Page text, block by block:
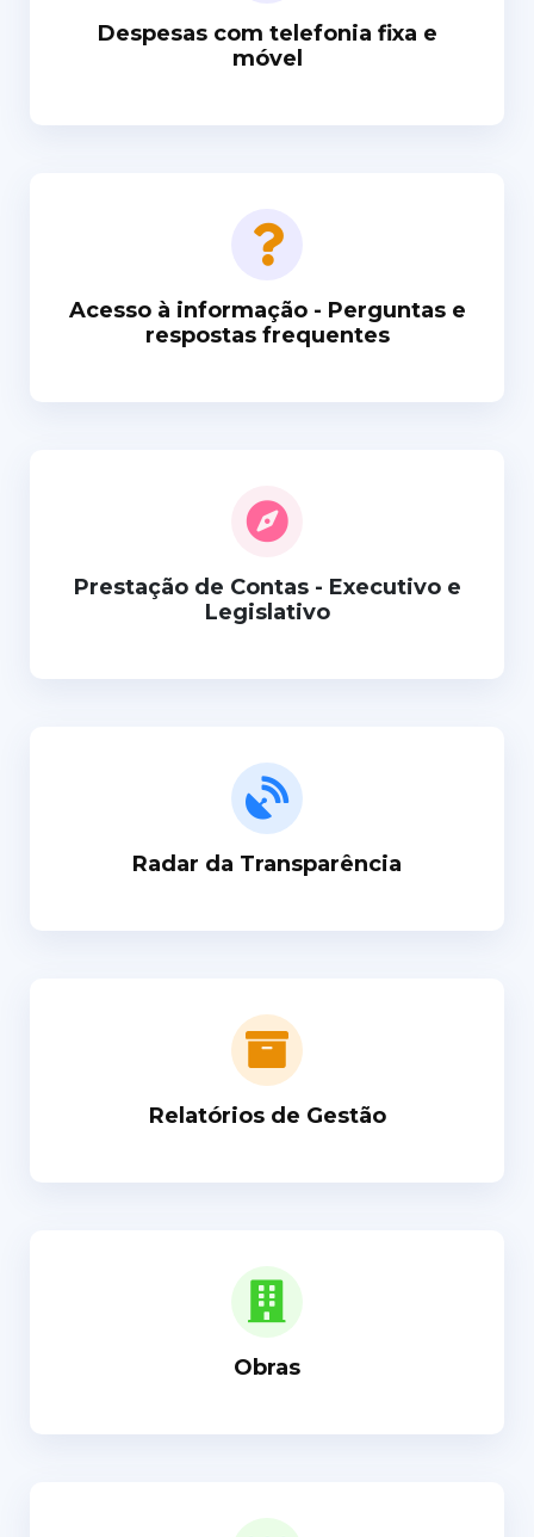
Despesas com telefonia fixa e
móvel
Acesso à informação - Perguntas e
respostas frequentes
Prestação de Contas - Executivo e
Legislativo
Radar da Transparência
Relatórios de Gestão
Obras